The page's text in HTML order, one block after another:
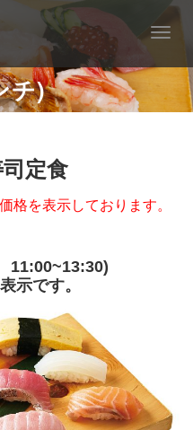
T
g
l
i
チ)
定食
格を表示しております。
11:00~13:30)
示です。